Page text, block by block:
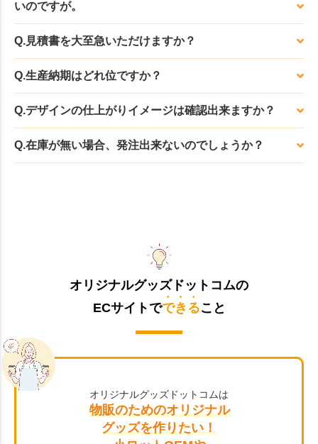
いのですが。
Q.見積書を大至急いただけますか？
Q.生産納期はどれ位ですか？
Q.デザインの仕上がりイメージは確認出来ますか？
Q.在庫が無い場合、発注出来ないのでしょうか？
オリジナルグッズドットコムの
ECサイトでできること
オリジナルグッズドットコムは
物販のためのオリジナル
グッズを作りたい！